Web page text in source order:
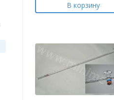
В корзину